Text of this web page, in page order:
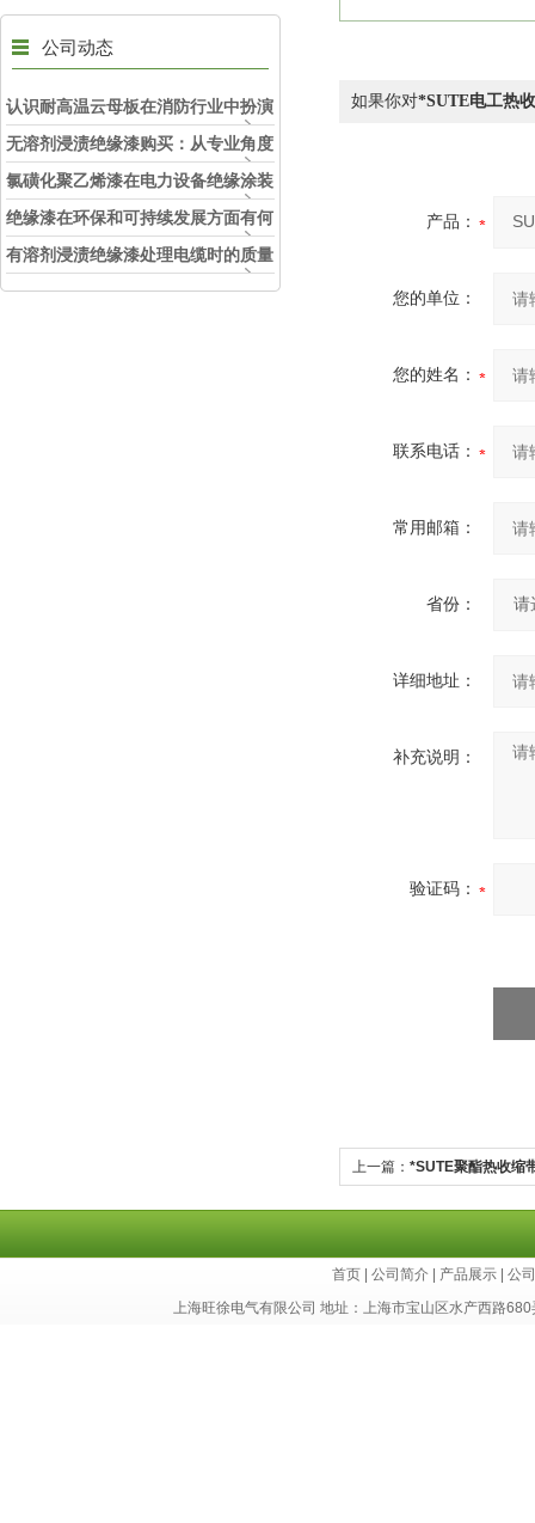
公司动态
认识耐高温云母板在消防行业中扮演
的角色
无溶剂浸渍绝缘漆购买：从专业角度
看如何选择
氯磺化聚乙烯漆在电力设备绝缘涂装
中的实际应用效果
绝缘漆在环保和可持续发展方面有何
考虑？
有溶剂浸渍绝缘漆处理电缆时的质量
和安全性考虑因素
如果你对*SUTE电工热
产品：
您的单位：
您的姓名：
联系电话：
常用邮箱：
省份：
详细地址：
补充说明：
验证码：
上一篇： *SUTE聚酯热收缩
首页 |公司简介 产品展示 |公
上海旺徐电气有限公司 地址：上海市宝山区水产西路